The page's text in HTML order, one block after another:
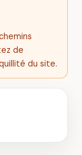
de
du site.